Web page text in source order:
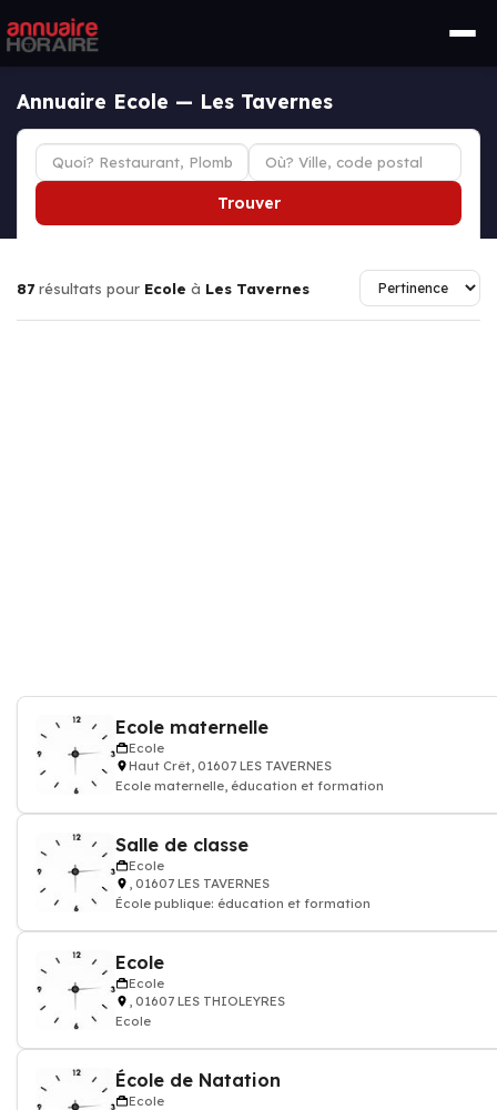
Annuaire Ecole — Les Tavernes
Trouver
87 résultats pour Ecole à Les Tavernes
Ecole maternelle
Ecole
Haut Crêt, 01607 LES TAVERNES
Ecole maternelle, éducation et formation
Salle de classe
Ecole
, 01607 LES TAVERNES
École publique: éducation et formation
Ecole
Ecole
, 01607 LES THIOLEYRES
Ecole
École de Natation
Ecole